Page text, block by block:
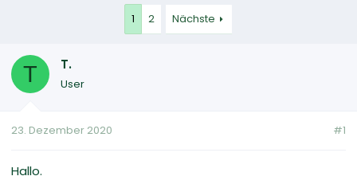
e
l
l
m
1 2 Nächste
T T.
User
23. Dezember 2020 #1
Hallo.